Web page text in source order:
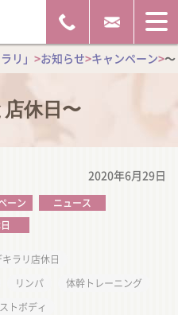
リ」 >お知らせ>キャンペーン>
休日〜
2020年6月29日
ーン
ニュース
ラリ店休日
リンパ
体幹トレーニング
トボディ